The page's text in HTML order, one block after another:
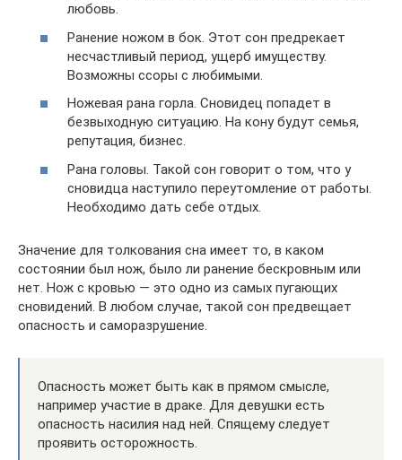
любовь.
Ранение ножом в бок. Этот сон предрекает
несчастливый период, ущерб имуществу.
Возможны ссоры с любимыми.
Ножевая рана горла. Сновидец попадет в
безвыходную ситуацию. На кону будут семья,
репутация, бизнес.
Рана головы. Такой сон говорит о том, что у
сновидца наступило переутомление от работы.
Необходимо дать себе отдых.
Значение для толкования сна имеет то, в каком
состоянии был нож, было ли ранение бескровным или
нет. Нож с кровью — это одно из самых пугающих
сновидений. В любом случае, такой сон предвещает
опасность и саморазрушение.
Опасность может быть как в прямом смысле,
например участие в драке. Для девушки есть
опасность насилия над ней. Спящему следует
проявить осторожность.